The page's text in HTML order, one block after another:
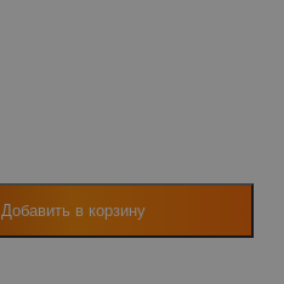
Добавить в корзину